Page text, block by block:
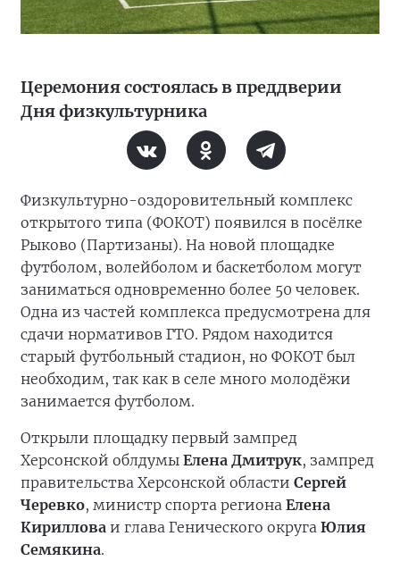
Церемония состоялась в преддверии
Дня физкультурника
Физкультурно-оздоровительный комплекс
открытого типа (ФОКОТ) появился в посёлке
Рыково (Партизаны). На новой площадке
футболом, волейболом и баскетболом могут
заниматься одновременно более 50 человек.
Одна из частей комплекса предусмотрена для
сдачи нормативов ГТО. Рядом находится
старый футбольный стадион, но ФОКОТ был
необходим, так как в селе много молодёжи
занимается футболом.
Открыли площадку первый зампред
Херсонской облдумы Елена Дмитрук, зампред
правительства Херсонской области Сергей
Черевко, министр спорта региона Елена
Кириллова и глава Генического округа Юлия
Семякина.